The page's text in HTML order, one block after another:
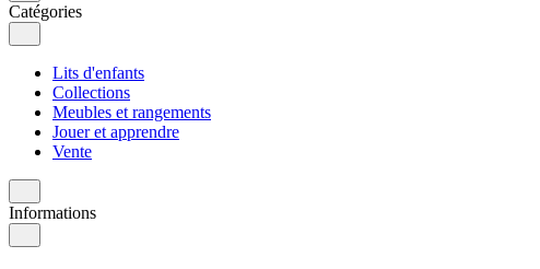
Catégories
Lits d'enfants
Collections
Meubles et rangements
Jouer et apprendre
Vente
Informations